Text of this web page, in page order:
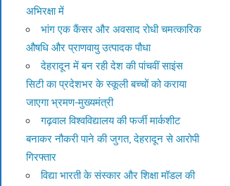
अभिरक्षा में
भांग एक कैंसर और अवसाद रोधी चमत्कारिक
औषधि और प्राणवायु उत्पादक पौधा
देहरादून में बन रही देश की पांचवीं साइंस
सिटी का प्रदेशभर के स्कूली बच्चों को कराया
जाएगा भ्रमण-मुख्यमंत्री
गढ़वाल विश्वविद्यालय की फर्जी मार्कशीट
बनाकर नौकरी पाने की जुगत, देहरादून से आरोपी
गिरफ्तार
विद्या भारती के संस्कार और शिक्षा मॉडल की